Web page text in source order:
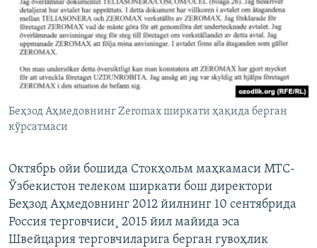
Беҳзод Аҳмедовнинг Zeromax ширкати ҳақида берган
кўрсатмаси
Октябрь ойи бошида Стокҳольм маҳкамаси МТС-
Ўзбекистон телеком ширкати бош директори
Беҳзод Аҳмедовнинг 2012 йилнинг 10 сентябрида
Россия терговчиси¸ 2015 йил майида эса
Швейцария терговчиларига берган гувоҳлик